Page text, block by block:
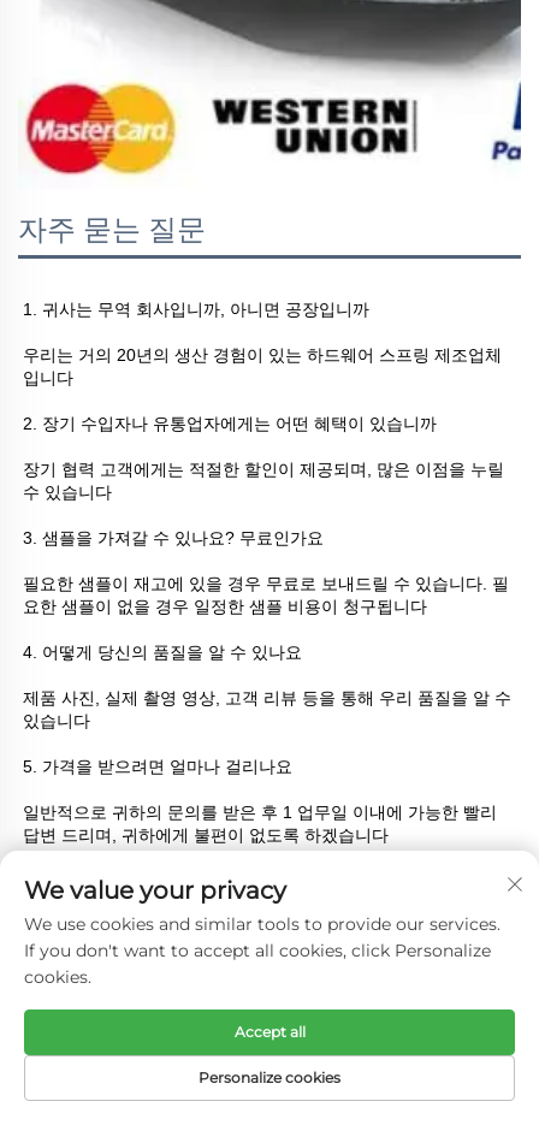
자주 묻는 질문
1. 귀사는 무역 회사입니까, 아니면 공장입니까
우리는 거의 20년의 생산 경험이 있는 하드웨어 스프링 제조업체
입니다
2. 장기 수입자나 유통업자에게는 어떤 혜택이 있습니까
장기 협력 고객에게는 적절한 할인이 제공되며, 많은 이점을 누릴
수 있습니다
3. 샘플을 가져갈 수 있나요? 무료인가요
필요한 샘플이 재고에 있을 경우 무료로 보내드릴 수 있습니다. 필
요한 샘플이 없을 경우 일정한 샘플 비용이 청구됩니다
4. 어떻게 당신의 품질을 알 수 있나요
제품 사진, 실제 촬영 영상, 고객 리뷰 등을 통해 우리 품질을 알 수
있습니다
5. 가격을 받으려면 얼마나 걸리나요
일반적으로 귀하의 문의를 받은 후 1 업무일 이내에 가능한 빨리
답변 드리며, 귀하에게 불편이 없도록 하겠습니다
6. 어떻게 당신의 품질을 알 수 있나요
제품 사진, 실제 촬영 영상, 고객 리뷰 등을 통해 우리 품질을 알 수
있습니다
제품 수량과 처리 용이성에 따라 주문을 받으면 일반적으로 생산
속도를 높입니다.
We value your privacy
We use cookies and similar tools to provide our services.
If you don't want to accept all cookies, click Personalize
cookies.
Personalize cookies
Accept all